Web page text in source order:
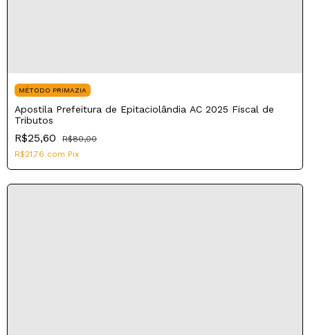
MÉTODO PRIMAZIA
Apostila Prefeitura de Epitaciolândia AC 2025 Fiscal de
Tributos
R$25,60
R$80,00
R$21,76 com Pix